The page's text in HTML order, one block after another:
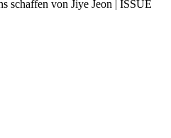
schaffen von Jiye Jeon | ISSUE